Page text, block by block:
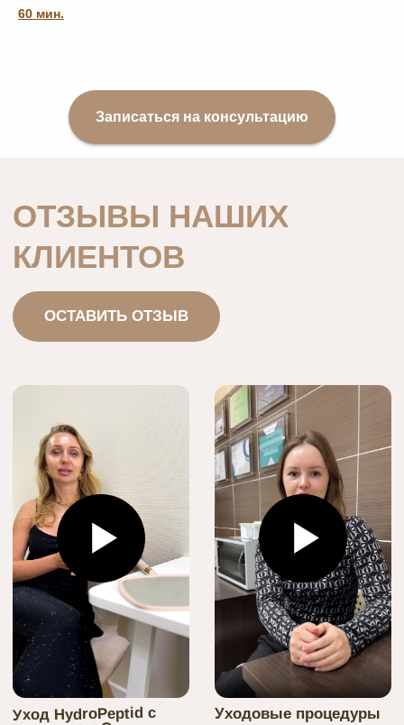
60 мин.
Записаться на консультацию
СМОТРЕТЬ ВСЕ ИСТОРИИ
окружающих и сотни комплиментов.
Процедуры: